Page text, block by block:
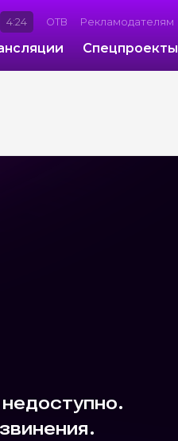
4:24 ОТВ Рекламодателям
Спецпроекты